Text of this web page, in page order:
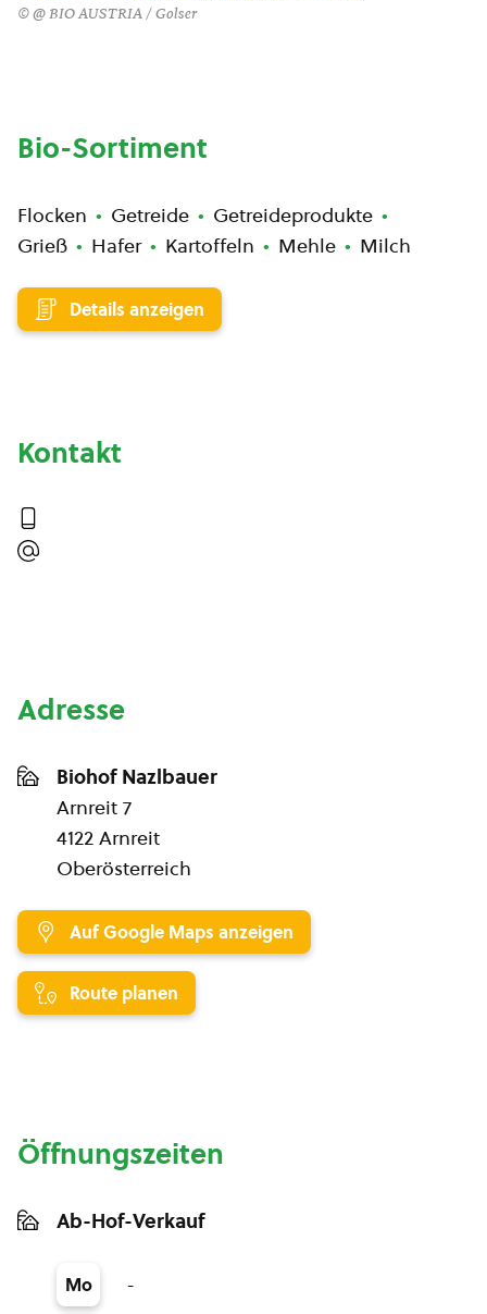
© @ BIO AUSTRIA / Golser
Bio-Sortiment
Flocken Getreide
Getreideprodukte
Grieß
Hafer Kartoffeln Mehle Milch
Details anzeigen
Kontakt
Adresse
Biohof Nazlbauer
Arnreit 7
4122 Arnreit
Oberösterreich
Auf Google Maps anzeigen
Route planen
Öffnungszeiten
Ab-Hof-Verkauf
Mo -